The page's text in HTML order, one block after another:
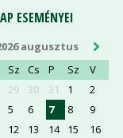
ESEMÉNYEI
augusztus
Sz Cs P Sz
V
29 30 31 1
2
5 6 7 8
9
12 13 14 15
16